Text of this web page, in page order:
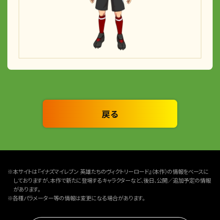
戻る
※本サイトは『イナズマイレブン 英雄たちのヴィクトリーロード』（本作）の情報をベースに
しておりますが、本作で新たに登場するキャラクターなど、後日、公開／追加予定の情報
があります。
※各種パラメーター等の情報は変更になる場合があります。